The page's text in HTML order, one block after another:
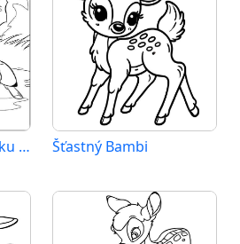
Zdarma Bambi k Tisku pro Děti Šťastný Bambi